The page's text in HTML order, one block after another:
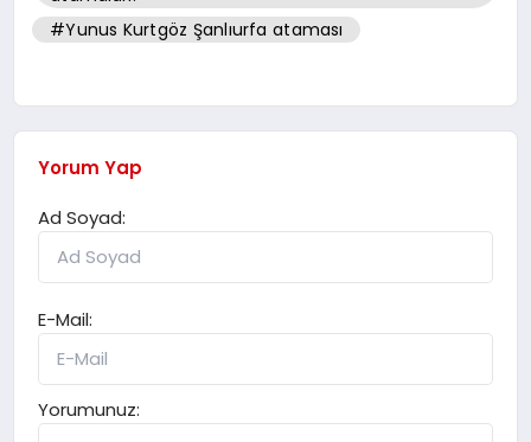
#Yunus Kurtgöz Şanlıurfa ataması
Yorum Yap
Ad Soyad:
E-Mail:
Yorumunuz: